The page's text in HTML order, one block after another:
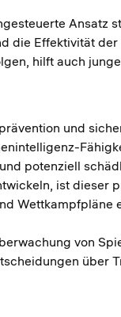
Ansatz
die Effektivität
hilft auch
und
potenziell
ist dieser
Wettkampfpläne
von
über